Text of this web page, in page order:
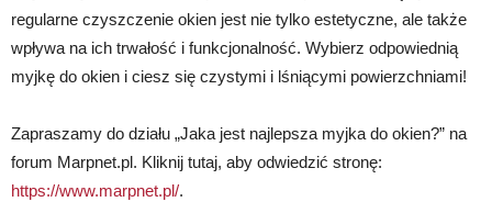
regularne czyszczenie okien jest nie tylko estetyczne, ale także
wpływa na ich trwałość i funkcjonalność. Wybierz odpowiednią
myjkę do okien i ciesz się czystymi i lśniącymi powierzchniami!
Zapraszamy do działu „Jaka jest najlepsza myjka do okien?” na
forum Marpnet.pl. Kliknij tutaj, aby odwiedzić stronę:
https://www.marpnet.pl/.